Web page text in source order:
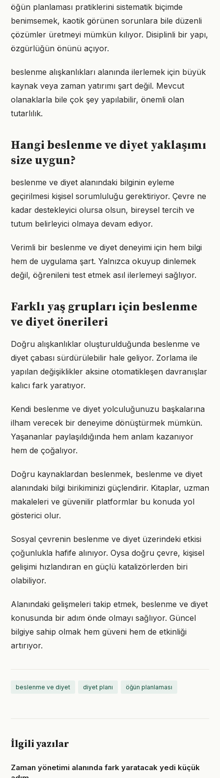
öğün planlaması pratiklerini sistematik biçimde
benimsemek, kaotik görünen sorunlara bile düzenli
çözümler üretmeyi mümkün kılıyor. Disiplinli bir yapı,
özgürlüğün önünü açıyor.
beslenme alışkanlıkları alanında ilerlemek için büyük
kaynak veya zaman yatırımı şart değil. Mevcut
olanaklarla bile çok şey yapılabilir, önemli olan
tutarlılık.
Hangi beslenme ve diyet yaklaşımı
size uygun?
beslenme ve diyet alanındaki bilginin eyleme
geçirilmesi kişisel sorumluluğu gerektiriyor. Çevre ne
kadar destekleyici olursa olsun, bireysel tercih ve
tutum belirleyici olmaya devam ediyor.
Verimli bir beslenme ve diyet deneyimi için hem bilgi
hem de uygulama şart. Yalnızca okuyup dinlemek
değil, öğrenileni test etmek asıl ilerlemeyi sağlıyor.
Farklı yaş grupları için beslenme
ve diyet önerileri
Doğru alışkanlıklar oluşturulduğunda beslenme ve
diyet çabası sürdürülebilir hale geliyor. Zorlama ile
yapılan değişiklikler aksine otomatikleşen davranışlar
kalıcı fark yaratıyor.
Kendi beslenme ve diyet yolculuğunuzu başkalarına
ilham verecek bir deneyime dönüştürmek mümkün.
Yaşananlar paylaşıldığında hem anlam kazanıyor
hem de çoğalıyor.
Doğru kaynaklardan beslenmek, beslenme ve diyet
alanındaki bilgi birikiminizi güçlendirir. Kitaplar, uzman
makaleleri ve güvenilir platformlar bu konuda yol
gösterici olur.
Sosyal çevrenin beslenme ve diyet üzerindeki etkisi
çoğunlukla hafife alınıyor. Oysa doğru çevre, kişisel
gelişimi hızlandıran en güçlü katalizörlerden biri
olabiliyor.
Alanındaki gelişmeleri takip etmek, beslenme ve diyet
konusunda bir adım önde olmayı sağlıyor. Güncel
bilgiye sahip olmak hem güveni hem de etkinliği
artırıyor.
beslenme ve diyet diyet planı öğün planlaması
İlgili yazılar
Zaman yönetimi alanında fark yaratacak yedi küçük